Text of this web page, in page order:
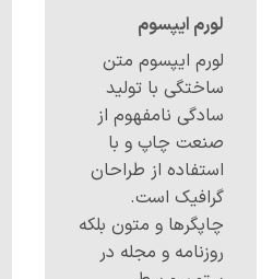
لورم ایپسوم
لورم ایپسوم متن
ساختگی با تولید
سادگی نامفهوم از
صنعت چاپ و با
استفاده از طراحان
گرافیک است.
چاپگرها و متون بلکه
روزنامه و مجله در